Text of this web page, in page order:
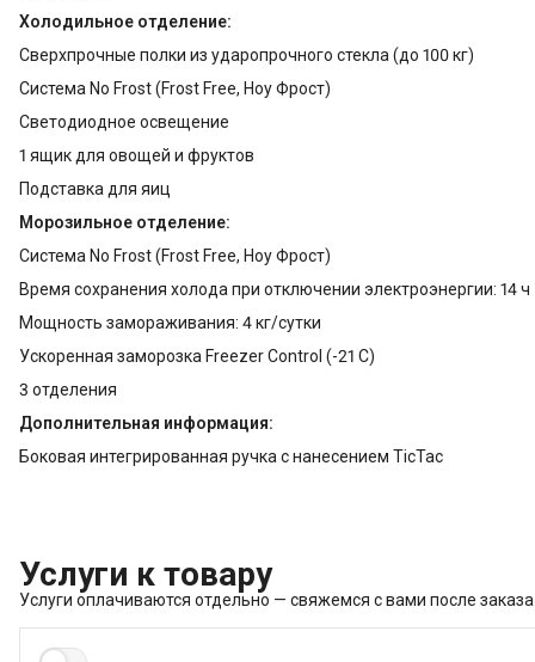
Холодильное отделение:
Сверхпрочные полки из ударопрочного стекла (до 100 кг)
Система No Frost (Frost Free, Ноу Фрост)
Светодиодное освещение
1 ящик для овощей и фруктов
Подставка для яиц
Морозильное отделение:
Система No Frost (Frost Free, Ноу Фрост)
Время сохранения холода при отключении электроэнергии: 14 ч
Мощность замораживания: 4 кг/сутки
Ускоренная заморозка Freezer Control (-21 C)
3 отделения
Дополнительная информация:
Боковая интегрированная ручка с нанесением TicTac
Услуги к товару
Услуги оплачиваются отдельно — свяжемся с вами после